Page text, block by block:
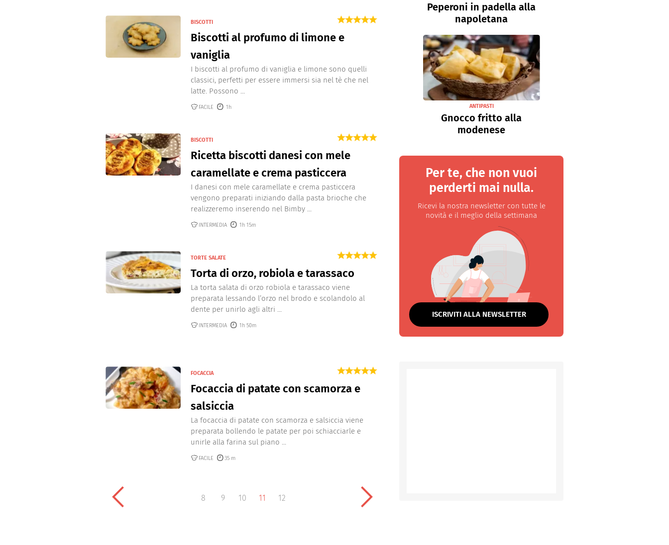
BISCOTTI
Biscotti al profumo di limone e
vaniglia
I biscotti al profumo di vaniglia e limone sono quelli
classici, perfetti per essere immersi sia nel tè che nel
latte. Possono ...
FACILE 1h
BISCOTTI
Ricetta biscotti danesi con mele
caramellate e crema pasticcera
I danesi con mele caramellate e crema pasticcera
vengono preparati iniziando dalla pasta brioche che
realizzeremo inserendo nel Bimby ...
INTERMEDIA 1h 15m
TORTE SALATE
Torta di orzo, robiola e tarassaco
La torta salata di orzo robiola e tarassaco viene
preparata lessando l’orzo nel brodo e scolandolo al
dente per unirlo agli altri ...
INTERMEDIA 1h 50m
FOCACCIA
Focaccia di patate con scamorza e
salsiccia
La focaccia di patate con scamorza e salsiccia viene
preparata bollendo le patate per poi schiacciarle e
unirle alla farina sul piano ...
FACILE 35 m
8 9 10 11 12
Peperoni in padella alla
napoletana
ANTIPASTI
Gnocco fritto alla
modenese
Per te, che non vuoi
perderti mai nulla.
Ricevi la nostra newsletter con tutte le
novità e il meglio della settimana
ISCRIVITI ALLA NEWSLETTER